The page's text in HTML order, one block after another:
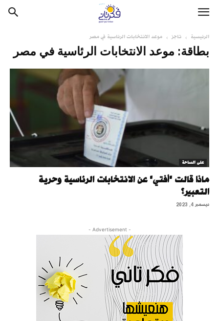
الرئيسية تاجز موعد الانتخابات الرئاسية في مصر
بطاقة: موعد الانتخابات الرئاسية في مصر
على الساحة
ماذا قالت "أفتي" عن الانتخابات الرئاسية وحرية
التعبير؟
ديسمبر 4, 2023
- Advertisement -